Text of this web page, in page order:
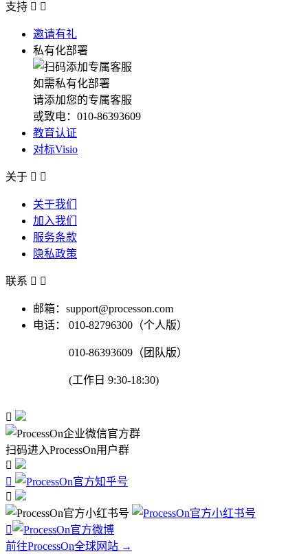
支持  
邀请有礼
私有化部署
如需私有化部署
请添加您的专属客服
或致电：010-86393609
教育认证
对标Visio
关于  
关于我们
加入我们
服务条款
隐私政策
联系  
邮箱：support@processon.com
电话：
010-82796300（个人版）
010-86393609（团队版）
(工作日 9:30-18:30)

扫码进入ProcessOn用户群




前往ProcessOn全球网站 →